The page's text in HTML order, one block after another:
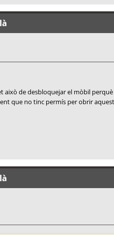
de desbloquejar el mòbil
que no tinc permís per obrir